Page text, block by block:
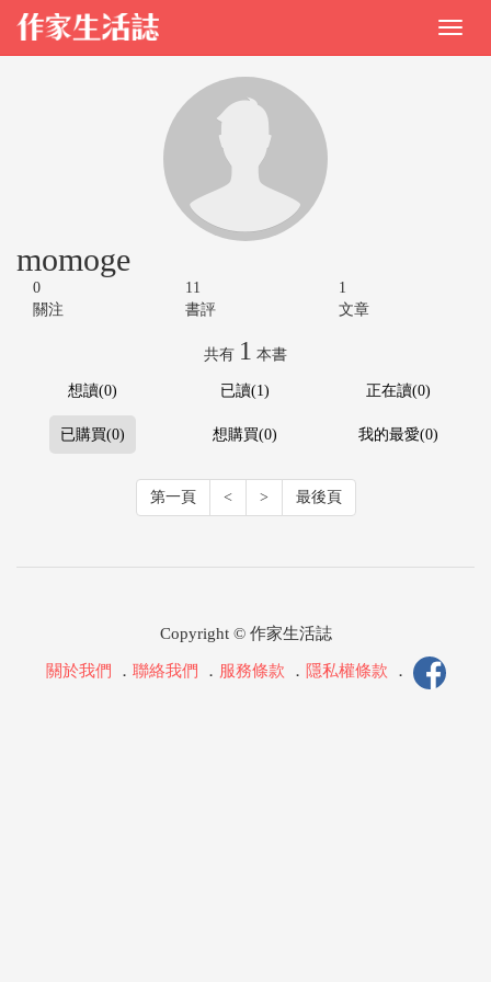
momoge
0
關注
11
書評
1
文章
共有 1 本書
想讀(0) 已讀(1) 正在讀(0)
已購買(0) 想購買(0) 我的最愛(0)
第一頁 < > 最後頁
Copyright © 作家生活誌
關於我們 ． 聯絡我們 ． 服務條款 ． 隱私權條款 ．